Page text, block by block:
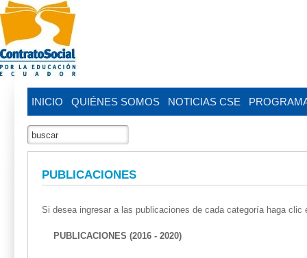
INICIO QUIÉNES SOMOS NOTICIAS CSE
PUBLICACIONES
Si desea ingresar a las publicaciones de cada categoría haga clic
PUBLICACIONES (2016 - 2020)